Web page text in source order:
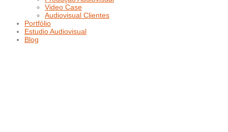
Video Case
Audiovisual Clientes
Portfólio
Estudio Audiovisual
Blog